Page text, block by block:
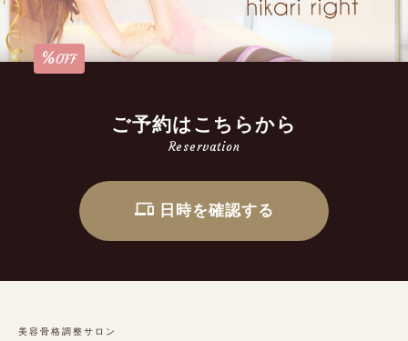
%OFF
ご予約はこちらから
Reservation
日時を確認する
美容骨格調整サロン